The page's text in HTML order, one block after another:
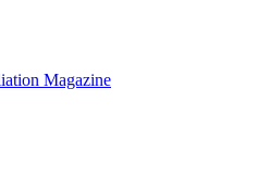
Magazine